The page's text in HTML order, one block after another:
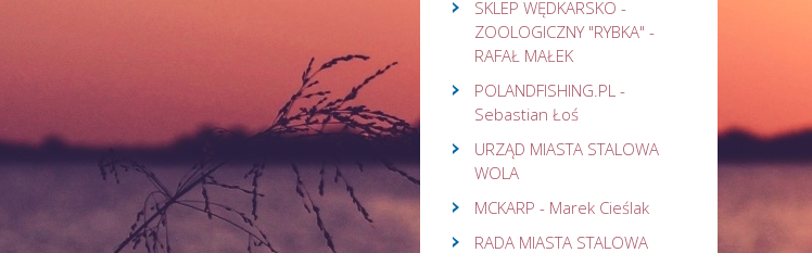
SKLEP WĘDKARSKO -
ZOOLOGICZNY "RYBKA" -
RAFAŁ MAŁEK
POLANDFISHING.PL -
Sebastian Łoś
URZĄD MIASTA STALOWA
WOLA
MCKARP - Marek Cieślak
RADA MIASTA STALOWA